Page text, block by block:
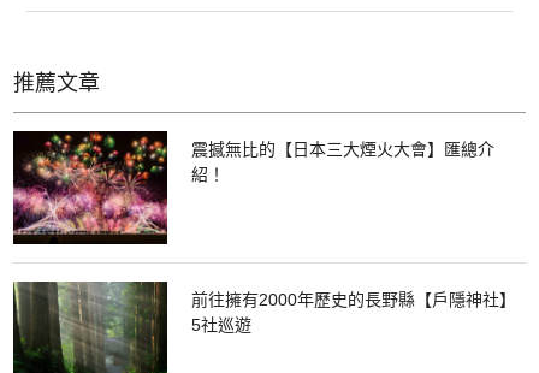
推薦文章
震撼無比的【日本三大煙火大會】匯總介
紹！
前往擁有2000年歷史的長野縣【戶隱神社】
5社巡遊